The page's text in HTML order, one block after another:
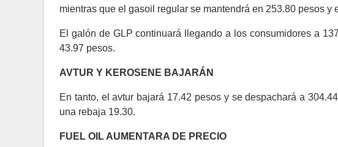
mientras que el gasoil regular se mantendrá en 253.80 pesos y
El galón de GLP continuará llegando a los consumidores a
43.97 pesos.
AVTUR Y KEROSENE BAJARÁN
En tanto, el avtur bajará 17.42 pesos y se despachará a
una rebaja 19.30.
FUEL OIL AUMENTARA DE PRECIO